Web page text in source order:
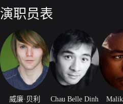
演职员表
威廉·贝利 Chau Belle Dinh